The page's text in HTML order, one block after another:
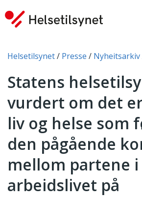
Du er her:
Helsetilsynet Presse Nyheitsarkiv
Statens
vurdert om det
liv og helse som
den pågående
mellom partene i
arbeidslivet på